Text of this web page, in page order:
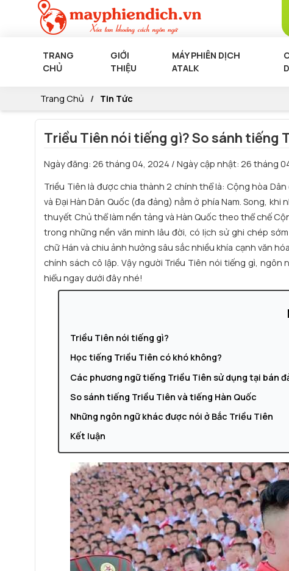
TRANG
CHỦ
GIỚI
THIỆU
MÁY PHIÊN DỊCH
ATALK
Trang Chủ Tin Tức
Triều Tiên nói tiếng gì? So sánh tiếng
Ngày đăng: 26 tháng 04, 2024 / Ngày cập nhật: 26 tháng
Triều Tiên là được chia thành 2 chính thể là: Cộng hòa
và Đại Hàn Dân Quốc (đa đảng) nằm ở phía Nam. Song,
thuyết Chủ thể làm nền tảng và Hàn Quốc theo thể chế
trong những nền văn minh lâu đời, có lịch sử ghi chép
chữ Hán và chiu ảnh hưởng sâu sắc nhiều khía cạnh văn
chính sách cô lập. Vậy người Triều Tiên nói tiếng gì, ngôn
hiểu ngay dưới đây nhé!
Triều Tiên nói tiếng gì?
Học tiếng Triều Tiên có khó không?
Các phương ngữ tiếng Triều Tiên sử dụng tại bán
So sánh tiếng Triều Tiên và tiếng Hàn Quốc
Những ngôn ngữ khác được nói ở Bắc Triều Tiên
Kết luận